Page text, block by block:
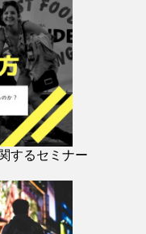
するセミナー